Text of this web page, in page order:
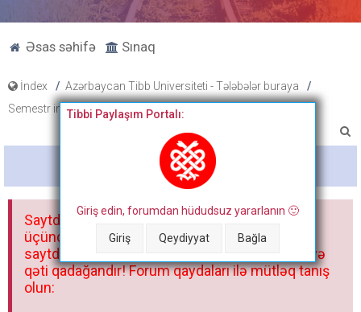
Əsas səhifə Sınaq
İndex
Azərbaycan Tibb Universiteti - Tələbələr buraya
Semestr imtahan testləri, cavabları və onların müzakirəsi
a
Bitdi
Tibbi Paylaşım Portalı:
Giriş edin, forumdan hüdudsuz yararlanın 🙂
Giriş Qeydiyyat Bağla
Saytdakı materiallar yalnız fərdi istifadəniz
üçündür. Materialları istisnasız heç bir qrupda,
saytda və sosial şəbəkədə paylaşmaq olmaz və
qəti qadağandır! Forum qaydaları ilə mütləq tanış
olun: